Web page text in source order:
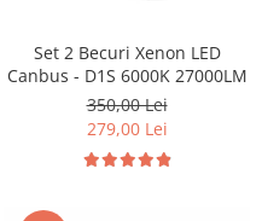
Set 2 Becuri Xenon LED
Canbus - D1S 6000K 27000LM
350,00 Lei
279,00 Lei